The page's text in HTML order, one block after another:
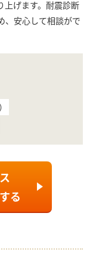
上げます。耐震診断
、安心して相談がで
る